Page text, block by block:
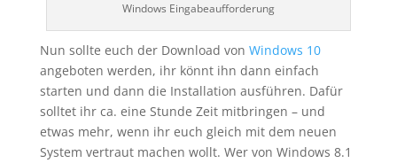
Windows Eingabeaufforderung
Nun sollte euch der Download von Windows 10
angeboten werden, ihr könnt ihn dann einfach
starten und dann die Installation ausführen. Dafür
solltet ihr ca. eine Stunde Zeit mitbringen – und
etwas mehr, wenn ihr euch gleich mit dem neuen
System vertraut machen wollt. Wer von Windows 8.1